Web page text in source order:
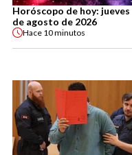
Horóscopo de hoy: jueves
de agosto de 2026
Hace 10 minutos